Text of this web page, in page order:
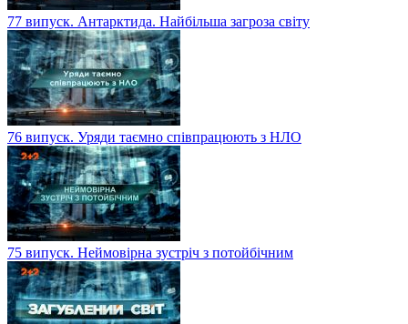
77 випуск. Антарктида. Найбільша загроза світу
76 випуск. Уряди таємно співпрацюють з НЛО
75 випуск. Неймовірна зустріч з потойбічним